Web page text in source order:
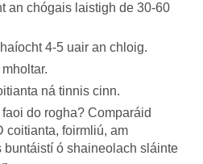
an chógais laistigh de 30-60
4-5 uair an chloig.
ná tinnis cinn.
do rogha? Comparáid
coitianta, foirmliú, am
buntáistí ó shaineolach sláinte